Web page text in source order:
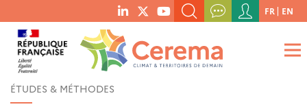
menu
social
links
RECHERCHER UN MOT-CLÉ, UNE PUBLICATION, ETC.
QUE RECHERCHEZ-VOUS ?
Menu
du
compte
de
FR EN
ÉTUDES & MÉTHODES